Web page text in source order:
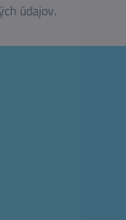
údajov.